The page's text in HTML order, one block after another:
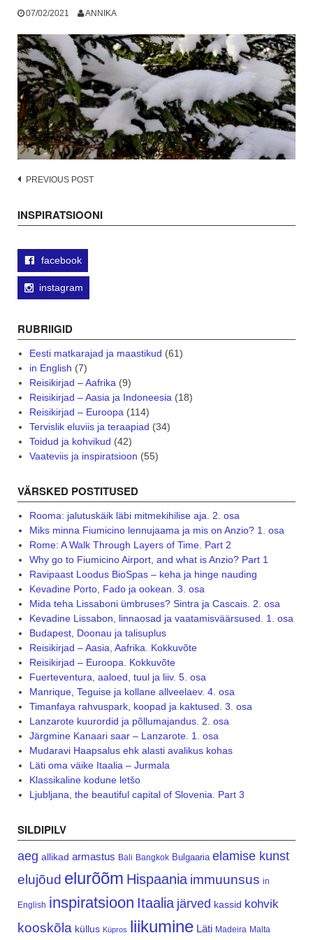
07/02/2021 ANNIKA
Post
PREVIOUS POST
INSPIRATSIOONI
facebook
instagram
RUBRIIGID
Eesti matkarajad ja maastikud (61)
in English (7)
Reisikirjad – Aafrika (9)
Reisikirjad – Aasia ja Indoneesia (18)
Reisikirjad – Euroopa (114)
Tervislik eluviis ja teraapiad (34)
Toidud ja kohvikud (42)
Vaateviis ja inspiratsioon (55)
VÄRSKED POSTITUSED
Rooma: jalutuskäik läbi mitmekihilise aja. 2. osa
Miks minna Fiumicino lennujaama ja mis on Anzio? 1. osa
Rome: A Walk Through Layers of Time. Part 2
Why go to Fiumicino Airport, and what is Anzio? Part 1
Ravipaast Loodus BioSpas – keha ja hinge nauding
Kevadine Porto, Fado ja ookean. 3. osa
Mida teha Lissaboni ümbruses? Sintra ja Cascais. 2. osa
Kevadine Lissabon, linnaosad ja vaatamisväärsused. 1. osa
Budapest, Doonau ja talisuplus
Reisikirjad – Aasia, Aafrika. Kokkuvõte
Reisikirjad – Euroopa. Kokkuvõte
Fuerteventura, aaloed, tuul ja liiv. 5. osa
Manrique, Teguise ja kollane allveelaev. 4. osa
Timanfaya rahvuspark, koopad ja kaktused. 3. osa
Lanzarote kuurordid ja põllumajandus. 2. osa
Järgmine Kanaari saar – Lanzarote. 1. osa
Mudaravi Haapsalus ehk alasti avalikus kohas
Läti oma väike Itaalia – Jurmala
Klassikaline kodune letšo
Ljubljana, the beautiful capital of Slovenia. Part 3
SILDIPILV
aeg allikad armastus Bali Bangkok Bulgaaria elamise kunst
elujõud elurõõm Hispaania immuunsus in
English inspiratsioon Itaalia järved kassid kohvik
kooskõla küllus Küpros liikumine Läti Madeira Malta